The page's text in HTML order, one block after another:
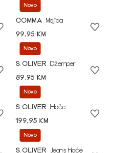
Novo
COMMA
Majica
99,95 KM
Novo
S.OLIVER
Džemper
89,95 KM
Novo
S.OLIVER
Hlače
199,95 KM
Novo
S.OLIVER
Jeans hlače